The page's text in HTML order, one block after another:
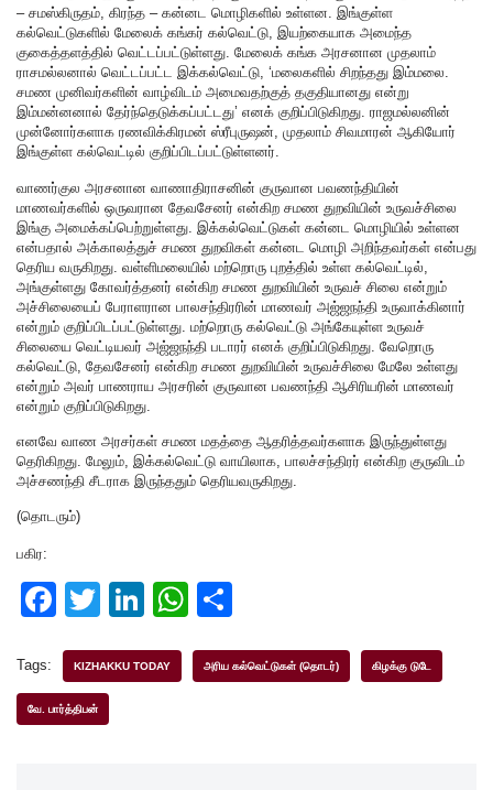
– சமஸ்கிருதம், கிரந்த – கன்னட மொழிகளில் உள்ளன. இங்குள்ள
கல்வெட்டுகளில் மேலைக் கங்கர் கல்வெட்டு, இயற்கையாக அமைந்த
குகைத்தளத்தில் வெட்டப்பட்டுள்ளது. மேலைக் கங்க அரசனான முதலாம்
ராசமல்லனால் வெட்டப்பட்ட இக்கல்வெட்டு, ‘மலைகளில் சிறந்தது இம்மலை.
சமண முனிவர்களின் வாழ்விடம் அமைவதற்குத் தகுதியானது என்று
இம்மன்னனால் தேர்ந்தெடுக்கப்பட்டது’ எனக் குறிப்பிடுகிறது. ராஜமல்லனின்
முன்னோர்களாக ரணவிக்கிரமன் ஸ்ரீபுருஷன், முதலாம் சிவமாரன் ஆகியோர்
இங்குள்ள கல்வெட்டில் குறிப்பிடப்பட்டுள்ளனர்.
வாணர்குல அரசனான வாணாதிராசனின் குருவான பவணந்தியின்
மாணவர்களில் ஒருவரான தேவசேனர் என்கிற சமண துறவியின் உருவச்சிலை
இங்கு அமைக்கப்பெற்றுள்ளது. இக்கல்வெட்டுகள் கன்னட மொழியில் உள்ளன
என்பதால் அக்காலத்துச் சமண துறவிகள் கன்னட மொழி அறிந்தவர்கள் என்பது
தெரிய வருகிறது. வள்ளிமலையில் மற்றொரு புறத்தில் உள்ள கல்வெட்டில்,
அங்குள்ளது கோவர்த்தனர் என்கிற சமண துறவியின் உருவச் சிலை என்றும்
அச்சிலையைப் பேராளரான பாலசந்திரரின் மாணவர் அஜ்ஜநந்தி உருவாக்கினார்
என்றும் குறிப்பிடப்பட்டுள்ளது. மற்றொரு கல்வெட்டு அங்கேயுள்ள உருவச்
சிலையை வெட்டியவர் அஜ்ஜநந்தி படாரர் எனக் குறிப்பிடுகிறது. வேறொரு
கல்வெட்டு, தேவசேனர் என்கிற சமண துறவியின் உருவச்சிலை மேலே உள்ளது
என்றும் அவர் பாணராய அரசரின் குருவான பவணந்தி ஆசிரியரின் மாணவர்
என்றும் குறிப்பிடுகிறது.
எனவே வாண அரசர்கள் சமண மதத்தை ஆதரித்தவர்களாக இருந்துள்ளது
தெரிகிறது. மேலும், இக்கல்வெட்டு வாயிலாக, பாலச்சந்திரர் என்கிற குருவிடம்
அச்சணந்தி சீடராக இருந்ததும் தெரியவருகிறது.
(தொடரும்)
பகிர:
F
c
e
T
tt
er
Li
k
W
at ar
Tags: KIZHAKKU TODAY அரிய கல்வெட்டுகள் (தொடர்) கிழக்கு டுடே
வே. பார்த்திபன்